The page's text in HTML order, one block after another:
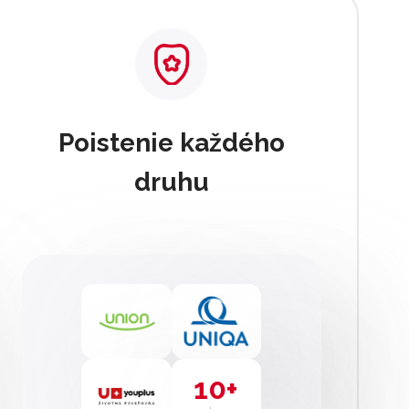
Poistenie každého
druhu
10+